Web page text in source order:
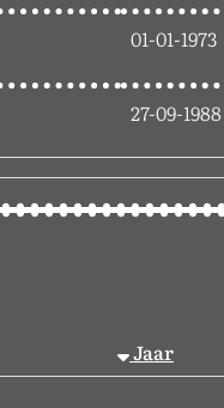
01-01-1973
27-09-1988
Jaar